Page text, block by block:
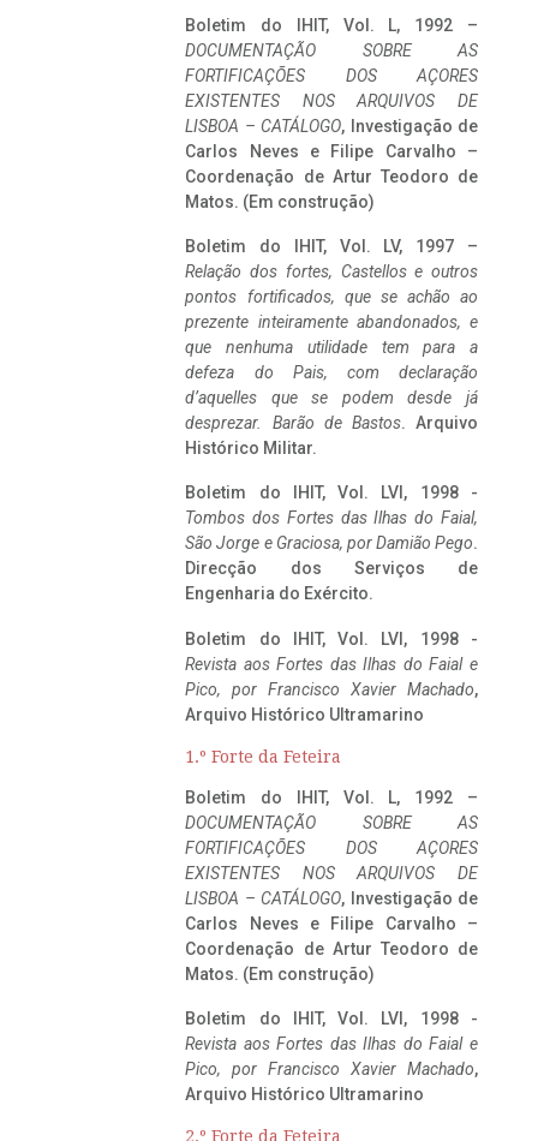
Boletim do IHIT, Vol. L, 1992 –
DOCUMENTAÇÃO SOBRE AS
FORTIFICAÇÕES DOS AÇORES
EXISTENTES NOS ARQUIVOS DE
LISBOA – CATÁLOGO, Investigação de
Carlos Neves e Filipe Carvalho –
Coordenação de Artur Teodoro de
Matos. (Em construção)
Boletim do IHIT, Vol. LV, 1997 –
Relação dos fortes, Castellos e outros
pontos fortificados, que se achão ao
prezente inteiramente abandonados, e
que nenhuma utilidade tem para a
defeza do Pais, com declaração
d’aquelles que se podem desde já
desprezar. Barão de Bastos. Arquivo
Histórico Militar.
Boletim do IHIT, Vol. LVI, 1998 -
Tombos dos Fortes das Ilhas do Faial,
São Jorge e Graciosa, por Damião Pego.
Direcção dos Serviços de
Engenharia do Exército.
Boletim do IHIT, Vol. LVI, 1998 -
Revista aos Fortes das Ilhas do Faial e
Pico, por Francisco Xavier Machado,
Arquivo Histórico Ultramarino
1.º Forte da Feteira
Boletim do IHIT, Vol. L, 1992 –
DOCUMENTAÇÃO SOBRE AS
FORTIFICAÇÕES DOS AÇORES
EXISTENTES NOS ARQUIVOS DE
LISBOA – CATÁLOGO, Investigação de
Carlos Neves e Filipe Carvalho –
Coordenação de Artur Teodoro de
Matos. (Em construção)
Boletim do IHIT, Vol. LVI, 1998 -
Revista aos Fortes das Ilhas do Faial e
Pico, por Francisco Xavier Machado,
Arquivo Histórico Ultramarino
2.º Forte da Feteira